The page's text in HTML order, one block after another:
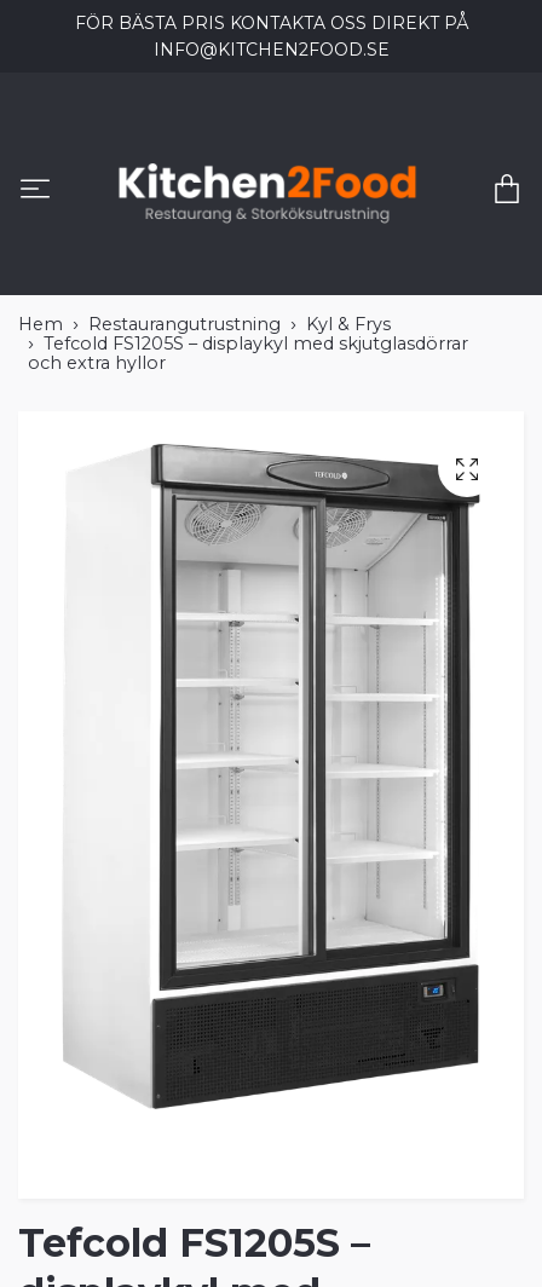
FÖR BÄSTA PRIS KONTAKTA OSS DIREKT PÅ
INFO@KITCHEN2FOOD.SE
Hem Restaurangutrustning
Kyl & Frys
Tefcold FS1205S – displaykyl med skjutglasdörrar
och extra hyllor
Tefcold FS1205S –